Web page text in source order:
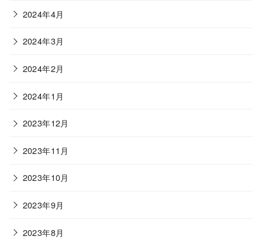
2024年4月
2024年3月
2024年2月
2024年1月
2023年12月
2023年11月
2023年10月
2023年9月
2023年8月